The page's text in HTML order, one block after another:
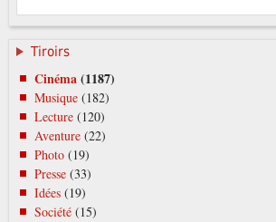
Tiroirs
Cinéma(1187)
Musique (182)
Lecture (120)
Aventure (22)
Photo (19)
Presse (33)
Idées (19)
Société (15)